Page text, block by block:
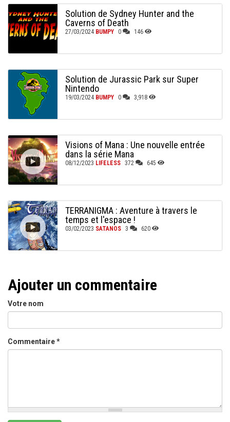
Solution de Sydney Hunter and the
Caverns of Death
27/03/2024 BUMPY 0 146
Solution de Jurassic Park sur Super
Nintendo
19/03/2024 BUMPY 0 3,918
Visions of Mana : Une nouvelle entrée
dans la série Mana
08/12/2023 LIFELESS 372 645
TERRANIGMA : Aventure à travers le
temps et l'espace !
03/02/2023 SATANOS 3 620
Ajouter un commentaire
Votre nom
Commentaire*